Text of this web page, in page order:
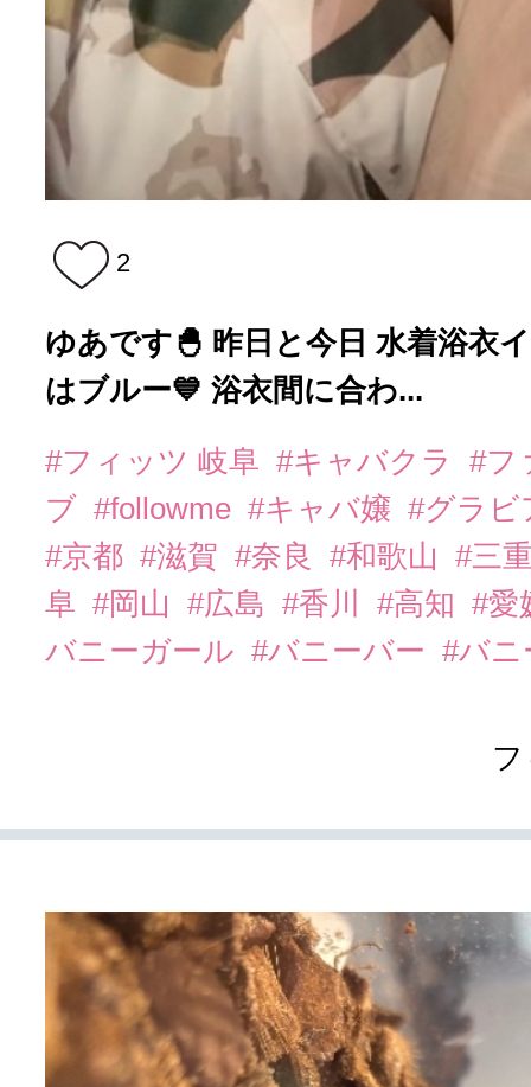
2
ゆあです🐣 昨日と今日 水着浴衣
はブルー💙 浴衣間に合わ...
#フィッツ 岐阜 #キャバクラ
#フ
ブ #followme #キャバ嬢 #グラ
#京都 #滋賀 #奈良 #和歌山
#三
阜 #岡山 #広島 #香川 #高知 #愛
バニーガール #バニーバー #バ